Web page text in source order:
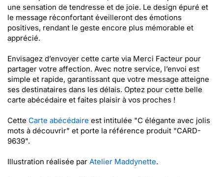
une sensation de tendresse et de joie. Le design épuré et
le message réconfortant éveilleront des émotions
positives, rendant le geste encore plus mémorable et
apprécié.
Envisagez d’envoyer cette carte via Merci Facteur pour
partager votre affection. Avec notre service, l’envoi est
simple et rapide, garantissant que votre message atteigne
ses destinataires dans les délais. Optez pour cette belle
carte abécédaire et faites plaisir à vos proches !
Cette Carte abécédaire est intitulée "C élégante avec jolis
mots à découvrir" et porte la référence produit "CARD-
9639".
Illustration réalisée par Atelier Maddynette.